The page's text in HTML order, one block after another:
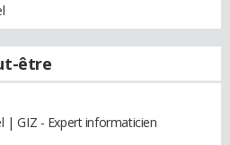
être
| GIZ - Expert informaticien